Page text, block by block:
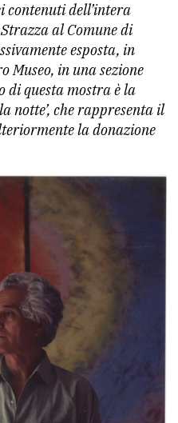
contenuti dell’intera
al Comune di
esposta, in
Museo, in una sezione
di questa mostra è la
notte’, che rappresenta il
la donazione